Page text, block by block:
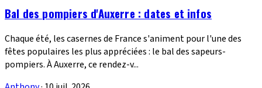
Bal des pompiers d'Auxerre : dates et infos
Chaque été, les casernes de France s'animent pour l'une des
fêtes populaires les plus appréciées : le bal des sapeurs-
pompiers. À Auxerre, ce rendez-v...